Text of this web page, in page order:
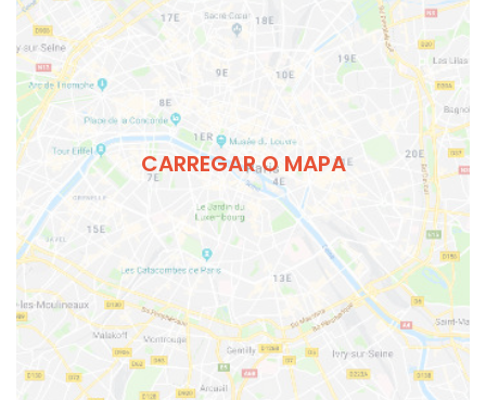
CARREGAR O MAPA